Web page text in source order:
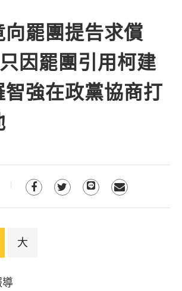
罷團提告求償
因罷團引用柯建
強在政黨協商打
大